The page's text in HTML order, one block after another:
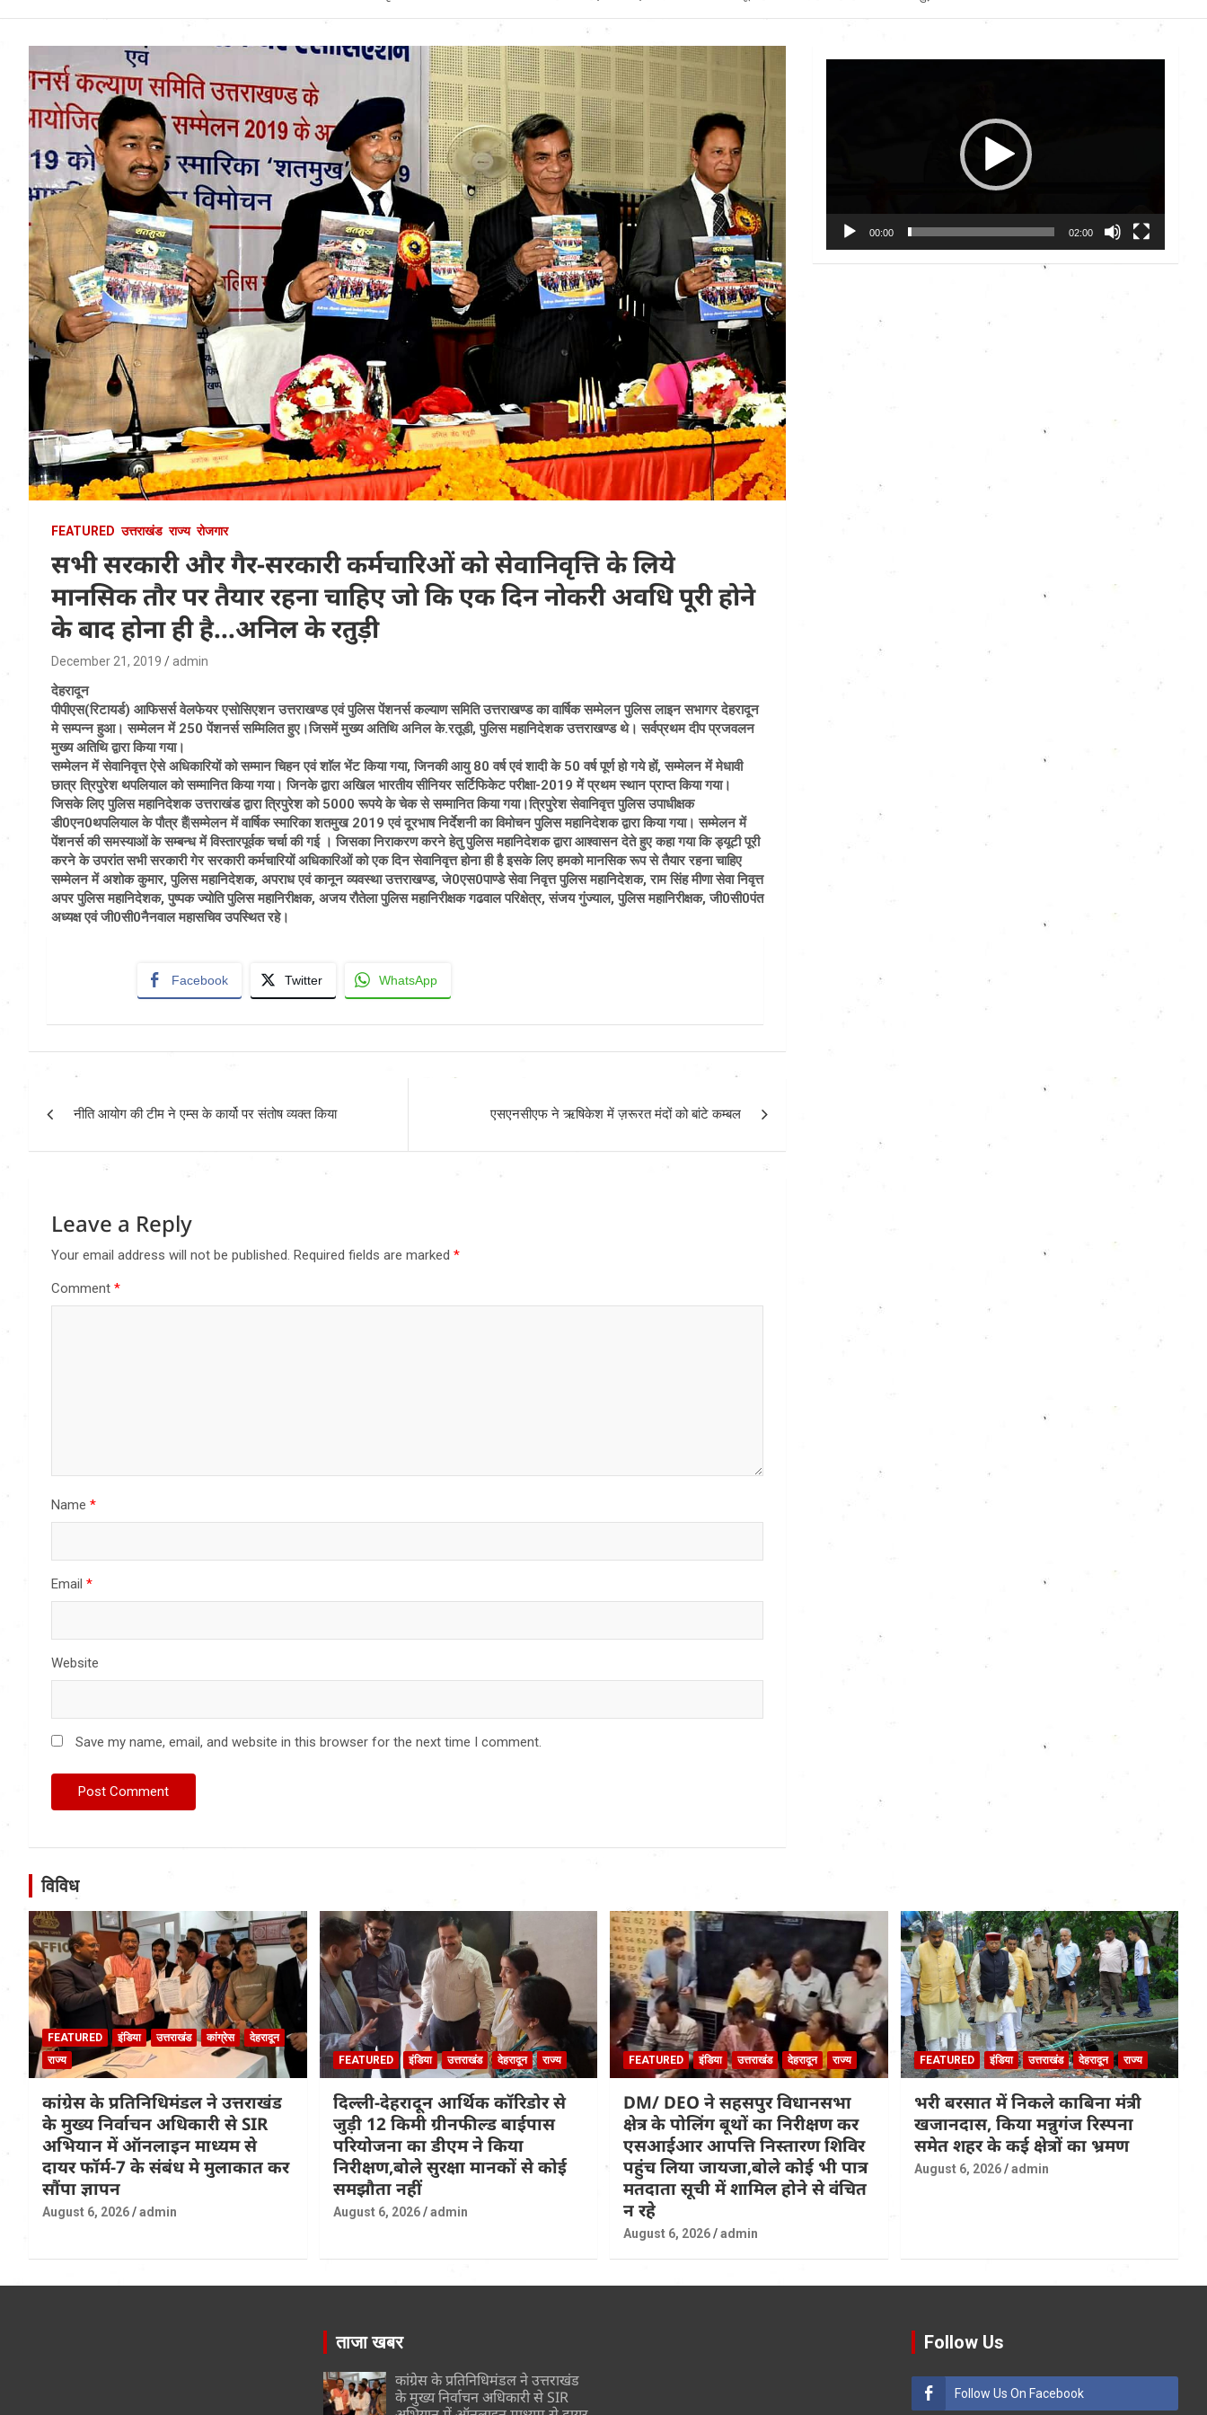
Uttarakhand News in
Hindi
FEATURED उत्तराखंड राज्य रोजगार
सभी सरकारी और गैर-सरकारी कर्मचारिओं को सेवानिवृत्ति के लिये
मानसिक तौर पर तैयार रहना चाहिए जो कि एक दिन नोकरी अवधि पूरी होने
के बाद होना ही है…अनिल के रतुड़ी
December 21, 2019 admin
देहरादून
पीपीएस(रिटायर्ड) आफिसर्स वेलफेयर एसोसिएशन उत्तराखण्ड एवं पुलिस पेंशनर्स कल्याण समिति उत्तराखण्ड का वार्षिक सम्मेलन पुलिस लाइन सभागर देहरादून
मे सम्पन्न हुआ। सम्मेलन में 250 पेंशनर्स सम्मिलित हुए।जिसमें मुख्य अतिथि अनिल के.रतूडी, पुलिस महानिदेशक उत्तराखण्ड थे। सर्वप्रथम दीप प्रजवलन
मुख्य अतिथि द्वारा किया गया।
सम्मेलन में सेवानिवृत्त ऐसे अधिकारियों को सम्मान चिहन एवं शाॅल भेंट किया गया, जिनकी आयु 80 वर्ष एवं शादी के 50 वर्ष पूर्ण हो गये हों, सम्मेलन में मेधावी
छात्र त्रिपुरेश थपलियाल को सम्मानित किया गया। जिनके द्वारा अखिल भारतीय सीनियर सर्टिफिकेट परीक्षा-2019 में प्रथम स्थान प्राप्त किया गया।
जिसके लिए पुलिस महानिदेशक उत्तराखंड द्वारा त्रिपुरेश को 5000 रूपये के चेक से सम्मानित किया गया।त्रिपुरेश सेवानिवृत्त पुलिस उपाधीक्षक
डी0एन0थपलियाल के पौत्र हैं|सम्मेलन में वार्षिक स्मारिका शतमुख 2019 एवं दूरभाष निर्देशनी का विमोचन पुलिस महानिदेशक द्वारा किया गया। सम्मेलन में
पेंशनर्स की समस्याओं के सम्बन्ध में विस्तारपूर्वक चर्चा की गई । जिसका निराकरण करने हेतु पुलिस महानिदेशक द्वारा आश्वासन देते हुए कहा गया कि ड्यूटी पूरी
करने के उपरांत सभी सरकारी गेर सरकारी कर्मचारियों अधिकारिओं को एक दिन सेवानिवृत्त होना ही है इसके लिए हमको मानसिक रूप से तैयार रहना चाहिए
सम्मेलन में अशोक कुमार, पुलिस महानिदेशक, अपराध एवं कानून व्यवस्था उत्तराखण्ड, जे0एस0पाण्डे सेवा निवृत्त पुलिस महानिदेशक, राम सिंह मीणा सेवा निवृत्त
अपर पुलिस महानिदेशक, पुष्पक ज्योति पुलिस महानिरीक्षक, अजय रौतेला पुलिस महानिरीक्षक गढवाल परिक्षेत्र, संजय गुंज्याल, पुलिस महानिरीक्षक, जी0सी0पंत
अध्यक्ष एवं जी0सी0नैनवाल महासचिव उपस्थित रहे।
Facebook Twitter WhatsApp
navigation
नीति आयोग की टीम ने एम्स के कार्यो पर संतोष व्यक्त किया एसएनसीएफ ने ऋषिकेश में ज़रूरत मंदों को बांटे कम्बल
Leave a Reply
Your email address will not be published. Required fields are marked *
Comment *
Name *
Email *
Website
Save my name, email, and website in this browser for the next time I comment.
00:00 02:00
विविध
FEATURED इंडिया उत्तराखंड कांग्रेस
देहरादून
राज्य
कांग्रेस के प्रतिनिधिमंडल ने उत्तराखंड
के मुख्य निर्वाचन अधिकारी से SIR
अभियान में ऑनलाइन माध्यम से
दायर फॉर्म-7 के संबंध मे मुलाकात कर
सौंपा ज्ञापन
August 6, 2026 admin
FEATURED इंडिया उत्तराखंड देहरादून राज्य
दिल्ली-देहरादून आर्थिक कॉरिडोर से
जुड़ी 12 किमी ग्रीनफील्ड बाईपास
परियोजना का डीएम ने किया
निरीक्षण,बोले सुरक्षा मानकों से कोई
समझौता नहीं
August 6, 2026 admin
FEATURED इंडिया उत्तराखंड देहरादून राज्य
DM/ DEO ने सहसपुर विधानसभा
क्षेत्र के पोलिंग बूथों का निरीक्षण कर
एसआईआर आपत्ति निस्तारण शिविर
पहुंच लिया जायजा,बोले कोई भी पात्र
मतदाता सूची में शामिल होने से वंचित
न रहे
August 6, 2026 admin
FEATURED इंडिया उत्तराखंड देहरादून राज्य
भरी बरसात में निकले काबिना मंत्री
खजानदास, किया मन्नुगंज रिस्पना
समेत शहर के कई क्षेत्रों का भ्रमण
August 6, 2026 admin
ताजा खबर
कांग्रेस के प्रतिनिधिमंडल ने उत्तराखंड
के मुख्य निर्वाचन अधिकारी से SIR
Follow Us
Follow Us On Facebook